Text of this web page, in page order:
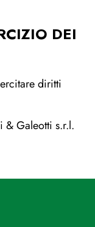
DEI
diritti
& Galeotti s.r.l.